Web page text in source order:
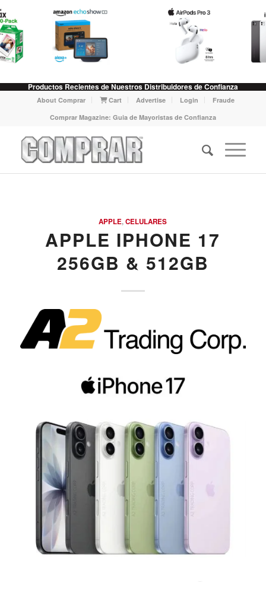
Productos Recientes de Nuestros Distribuidores de Confianza
About Comprar Cart Advertise Login
Fraude
Comprar Magazine: Guia de Mayoristas de Confianza
APPLE,CELULARES
APPLE IPHONE 17
256GB & 512GB